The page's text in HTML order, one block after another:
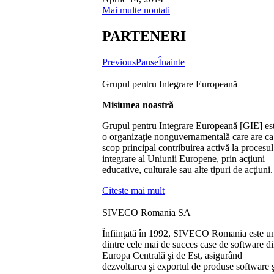
Mai multe noutati
PARTENERI
PreviousPauseÎnainte
Grupul pentru Integrare Europeană
Misiunea noastră
Grupul pentru Integrare Europeană [GIE]
o organizaţie nonguvernamentală care are ca
scop principal contribuirea activă la
integrare al Uniunii Europene, prin acţiuni
educative, culturale sau alte tipuri de acţiuni.
Citeste mai mult
SIVECO Romania SA
Înfiinţată în 1992, SIVECO Romania este
dintre cele mai de succes case de software
Europa Centrală şi de Est, asigurând
dezvoltarea şi exportul de produse software